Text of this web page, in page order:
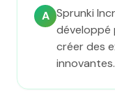
A Sprunki
développé
créer des
innovantes.